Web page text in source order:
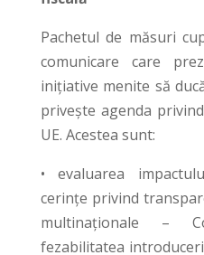
Pachetul de măsuri
comunicare care
inițiative menite să
privește agenda
UE. Acestea sunt:
• evaluarea
cerințe privind
multinaționale –
fezabilitatea